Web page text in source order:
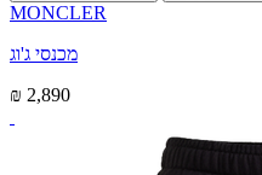
MONCLER
מכנסי ג'וג
₪ 2,890